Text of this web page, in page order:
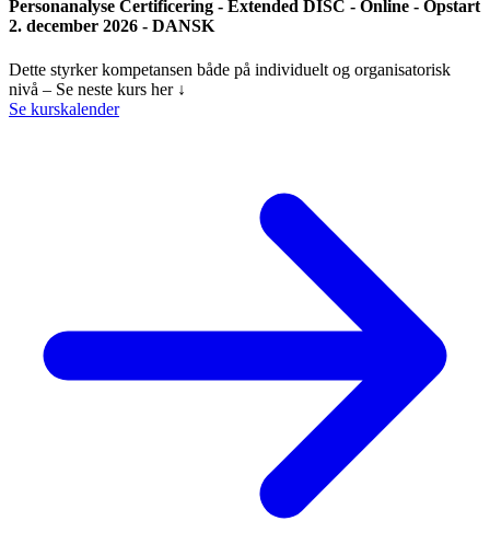
Personanalyse Certificering - Extended DISC - Online - Opstart
2. december 2026 - DANSK
Dette styrker kompetansen både på individuelt og organisatorisk
nivå – Se neste kurs her ↓
Se kurskalender